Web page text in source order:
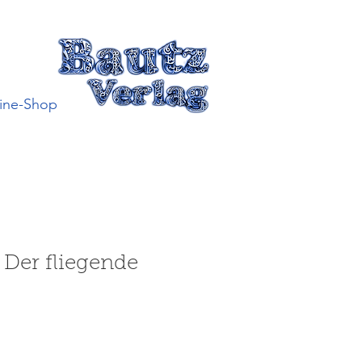
Shop
fliegende